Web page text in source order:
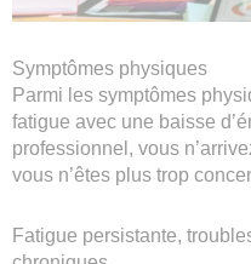
Symptômes physiques
Parmi les symptômes
fatigue avec une baisse
professionnel, vous
vous n’êtes plus trop
Fatigue persistante,